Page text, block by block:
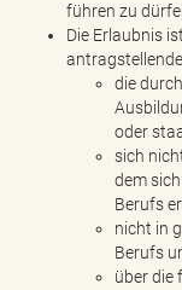
führen zu
Die Erlaubnis
die
oder
sich
dem
Berufs
nicht in
Berufs
über die